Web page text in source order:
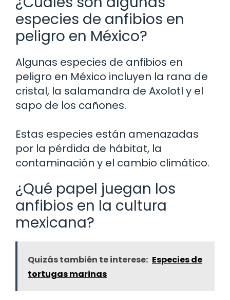
especies de anfibios en
peligro en México?
Algunas especies de anfibios en
peligro en México incluyen la rana de
cristal, la salamandra de Axolotl y el
sapo de los cañones.
Estas especies están amenazadas
por la pérdida de hábitat, la
contaminación y el cambio climático.
¿Qué papel juegan los
anfibios en la cultura
mexicana?
Quizás también te interese: Especies de
tortugas marinas